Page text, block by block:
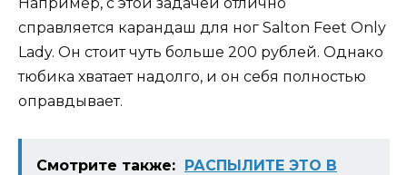
Например, с этой задачей отлично
справляется карандаш для ног Salton Feet Only
Lady. Он стоит чуть больше 200 рублей. Однако
тюбика хватает надолго, и он себя полностью
оправдывает.
Смотрите также: РАСПЫЛИТЕ ЭТО В